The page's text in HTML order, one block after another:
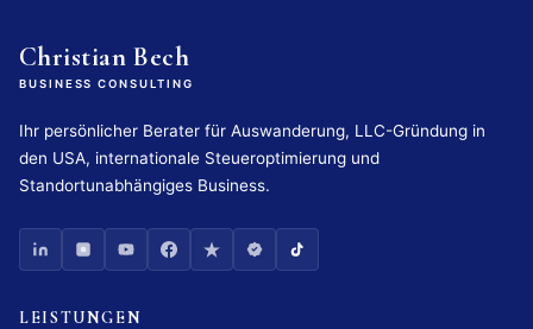
Christian Bech
BUSINESS CONSULTING
Ihr persönlicher Berater für Auswanderung, LLC-Gründung in
den USA, internationale Steueroptimierung und
Standortunabhängiges Business.
LEISTUNGEN